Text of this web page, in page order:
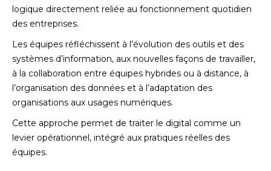
logique directement reliée au fonctionnement quotidien
des entreprises.
Les équipes réfléchissent à l’évolution des outils et des
systèmes d’information, aux nouvelles façons de travailler,
à la collaboration entre équipes hybrides ou à distance, à
l’organisation des données et à l’adaptation des
organisations aux usages numériques.
Cette approche permet de traiter le digital comme un
levier opérationnel, intégré aux pratiques réelles des
équipes.